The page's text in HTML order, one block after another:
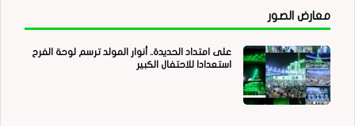
معارض الصور
على امتداد الحديدة.. أنوار المولد ترسم لوحة الفرح
استعدادا للاحتفال الكبير